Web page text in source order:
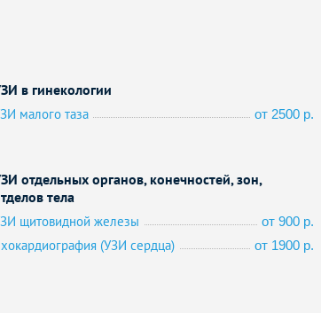
в гинекологии
малого таза от 2500 р.
отдельных органов, конечностей, зон,
тела
щитовидной железы от 900 р.
(УЗИ сердца) от 1900 р.